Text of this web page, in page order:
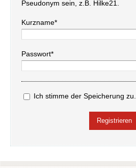
Pseudonym sein, z.B. Hilke21.
Kurzname*
Passwort*
Ich stimme der Speicherung zu.